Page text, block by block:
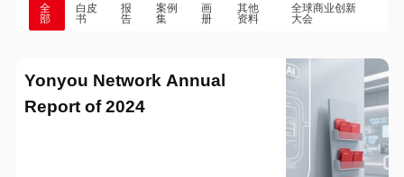
全
部
白皮
书
报
告
案例
集
画
册
其他
资料
全球商业创新
大会
Yonyou Network Annual
Report of 2024